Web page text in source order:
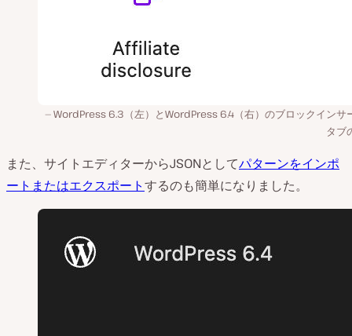
WordPress 6.3（左）とWordPress 6.4（右）のブロックインサ
タブ
また、サイトエディターからJSONとしてパターンをインポ
ートまたはエクスポートするのも簡単になりました。